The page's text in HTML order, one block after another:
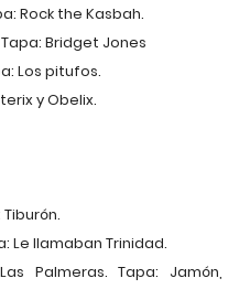
Rock the Kasbah.
Tapa: Bridget Jones
Los pitufos.
y Obelix.
Le llamaban Trinidad.
Palmeras. Tapa: Jamón,